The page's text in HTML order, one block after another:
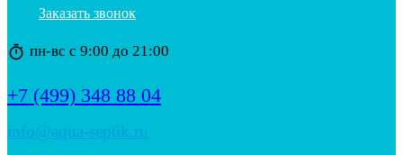
Заказать звонок
timer пн-вс с 9:00 до 21:00
+7 (499) 348 88 04
info@aqua-septik.ru